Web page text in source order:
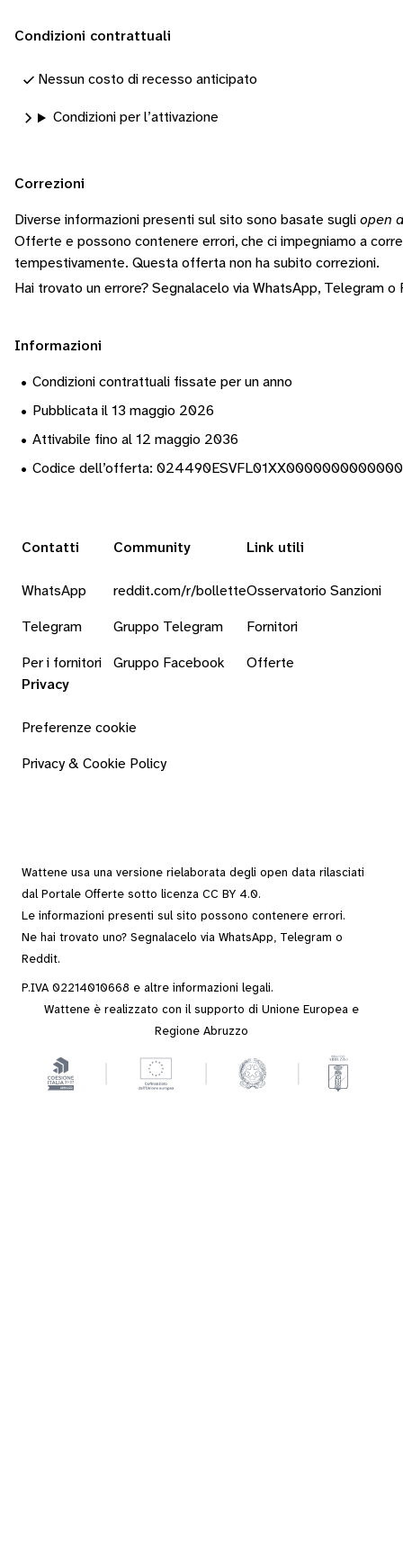
Condizioni contrattuali
Nessun costo di recesso anticipato
Condizioni per l’attivazione
Correzioni
Diverse informazioni presenti sul sito sono basate sugli open
Offerte e possono contenere errori, che ci impegniamo a
tempestivamente. Questa offerta non ha subito correzioni.
Hai trovato un errore? Segnalacelo via WhatsApp, Telegram o
Informazioni
• Condizioni contrattuali fissate per un anno
• Pubblicata il 13 maggio 2026
• Attivabile fino al 12 maggio 2036
• Codice dell’offerta:
Contatti
WhatsApp
Telegram
Per i fornitori
Community
reddit.com/r/bollette
Gruppo Telegram
Gruppo Facebook
Link utili
Osservatorio Sanzioni
Fornitori
Offerte
Privacy
Preferenze cookie
Privacy & Cookie Policy
Wattene usa una versione rielaborata degli open data rilasciati
dal Portale Offerte sotto licenza CC BY 4.0.
Le informazioni presenti sul sito possono contenere errori.
Ne hai trovato uno? Segnalacelo via WhatsApp, Telegram o
Reddit.
P.IVA 02214010668 e altre informazioni legali.
Wattene è realizzato con il supporto di Unione Europea e
Regione Abruzzo